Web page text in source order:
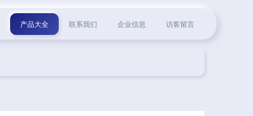
产品大全 联系我们 企业信息 访客留言